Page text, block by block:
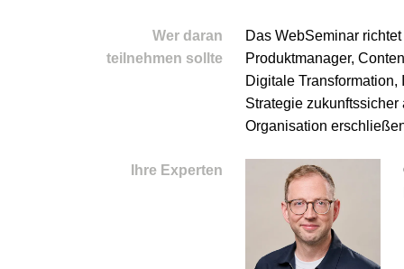
Wer daran
teilnehmen sollte
Das WebSeminar
Produktmanager,
Digitale
Strategie
Organisation
Ihre Experten